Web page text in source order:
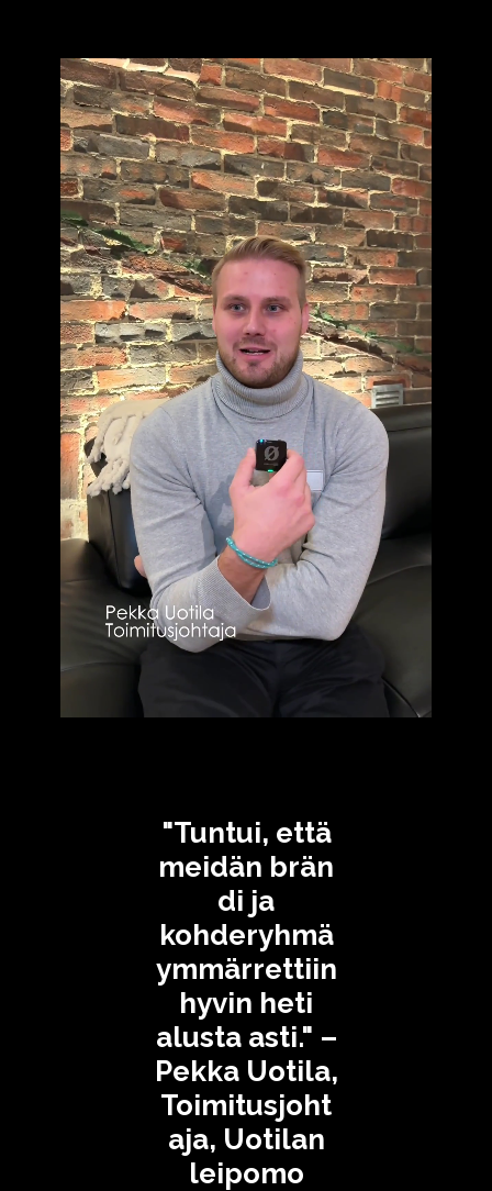
"Tuntui, että
meidän brän
di ja
kohderyhmä
ymmärrettiin
hyvin heti
alusta asti." –
Pekka Uotila,
Toimitusjoht
aja, Uotilan
leipomo